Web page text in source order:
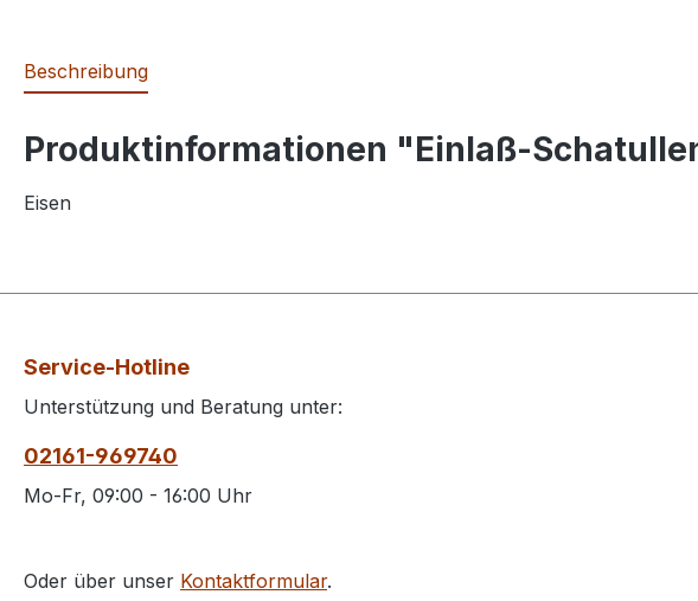
Beschreibung
Produktinformationen "Einlaß-
Eisen
Service-Hotline
Unterstützung und Beratung unter:
02161-969740
Mo-Fr, 09:00 - 16:00 Uhr
Oder über unser Kontaktformular.